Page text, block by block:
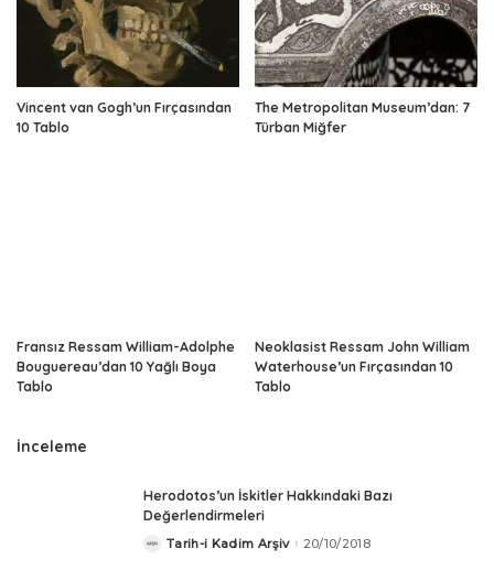
Vincent van Gogh’un Fırçasından
10 Tablo
The Metropolitan Museum’dan: 7
Türban Miğfer
Fransız Ressam William-Adolphe
Bouguereau’dan 10 Yağlı Boya
Tablo
Neoklasist Ressam John William
Waterhouse’un Fırçasından 10
Tablo
İnceleme
Herodotos’un İskitler Hakkındaki Bazı
Değerlendirmeleri
PostedTarih-i Kadim Arşiv 20/10/2018